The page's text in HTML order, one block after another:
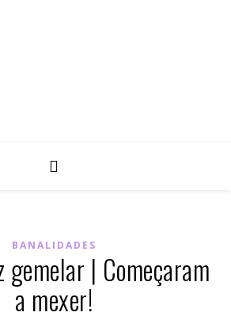
BANALIDADES
gemelar | Começaram
a mexer!